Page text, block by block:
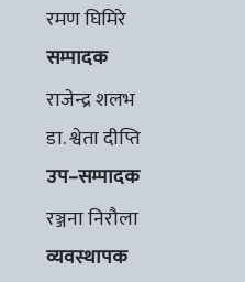
रमण घिमिरे
सम्पादक
राजेन्द्र शलभ
डा. श्वेता दीप्ति
उप–सम्पादक
रञ्जना निरौला
व्यवस्थापक